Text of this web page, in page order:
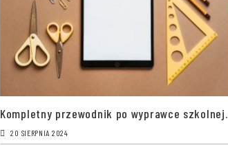
Kompletny przewodnik po wyprawce szkolnej.
20 SIERPNIA 2024